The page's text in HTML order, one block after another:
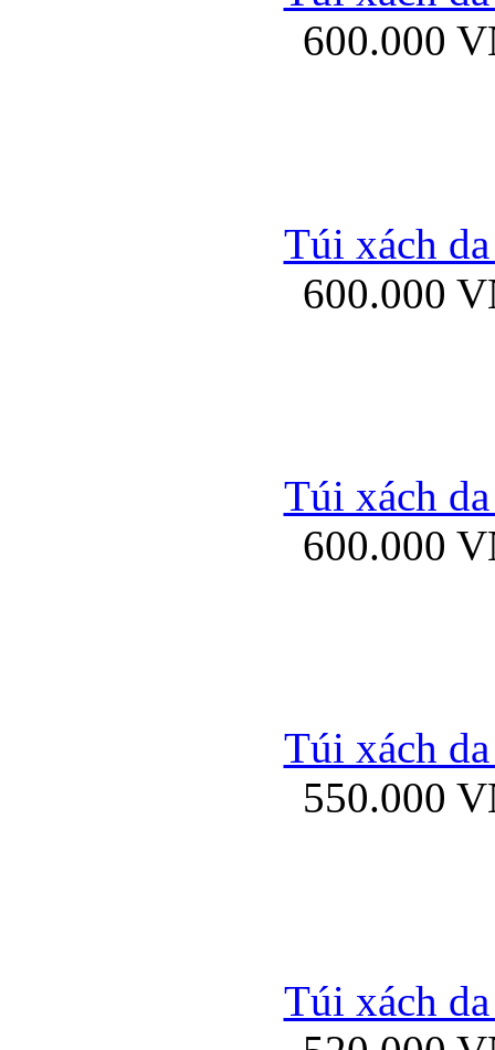
Bao da iPhone 5
Bao da iPad
600.000
Túi xách
600.000
Túi xách
600.000
Túi xách
550.000
Túi xách